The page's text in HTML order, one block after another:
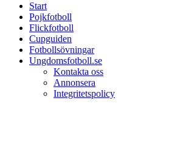
Start
Pojkfotboll
Flickfotboll
Cupguiden
Fotbollsövningar
Ungdomsfotboll.se
Kontakta oss
Annonsera
Integritetspolicy